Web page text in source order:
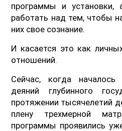
программы и установки,
работать над тем, чтобы
них свое сознание.
И касается это как
отношений.
Сейчас, когда началось
деяний глубинного
протяжении тысячелетий
плену трехмерной
программы проявились